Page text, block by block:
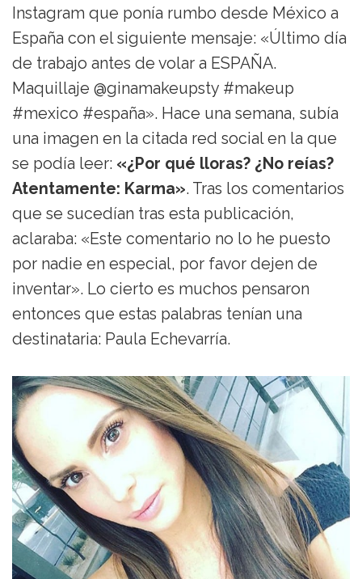
Instagram que ponía rumbo desde México a
España con el siguiente mensaje: «Último día
de trabajo antes de volar a ESPAÑA.
Maquillaje @ginamakeupsty #makeup
#mexico #españa». Hace una semana, subía
una imagen en la citada red social en la que
se podía leer: «¿Por qué lloras? ¿No reías?
Atentamente: Karma». Tras los comentarios
que se sucedían tras esta publicación,
aclaraba: «Este comentario no lo he puesto
por nadie en especial, por favor dejen de
inventar». Lo cierto es muchos pensaron
entonces que estas palabras tenían una
destinataria: Paula Echevarría.